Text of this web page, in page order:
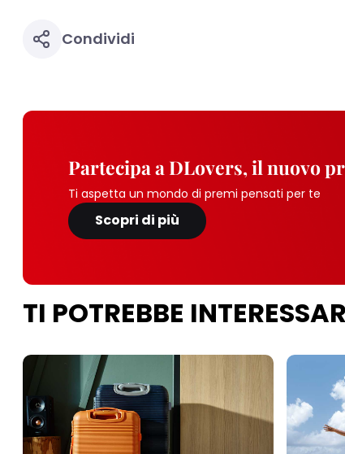
Condividi
Partecipa a DLovers, il nuovo
Ti aspetta un mondo di premi pensati per te
Scopri di più
TI POTREBBE